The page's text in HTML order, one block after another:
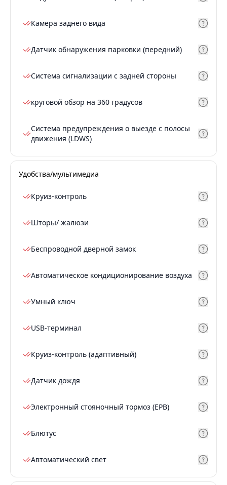
Камера заднего вида
Датчик обнаружения парковки (передний)
Система сигнализации с задней стороны
круговой обзор на 360 градусов
Система предупреждения о выезде с полосы
движения (LDWS)
Удобства/мультимедиа
Круиз-контроль
Шторы/ жалюзи
Беспроводной дверной замок
Автоматическое кондиционирование воздуха
Умный ключ
USB-терминал
Круиз-контроль (адаптивный)
Датчик дождя
Электронный стояночный тормоз (EPB)
Блютус
Автоматический свет